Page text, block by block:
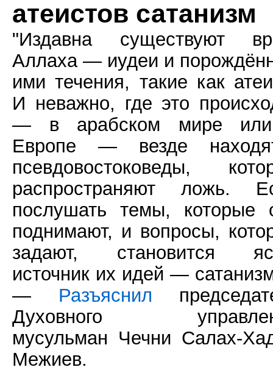
атеистов сатанизм
"Издавна существуют
Аллаха — иудеи и
ими течения, такие как
И неважно, где это
— в арабском мире
Европе — везде
псевдовостоковеды,
распространяют ложь.
послушать темы, которые
поднимают, и вопросы,
задают, становится
источник их идей —
— Разъяснил
Духовного
мусульман Чечни Салах-
Межиев.